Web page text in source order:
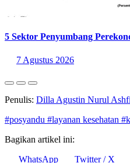
5 Sektor Penyumbang
7 Agustus 2026
Penulis: Dilla Agustin Nurul
#posyandu #layanan kesehatan
Bagikan artikel ini:
WhatsApp
Twitter / X